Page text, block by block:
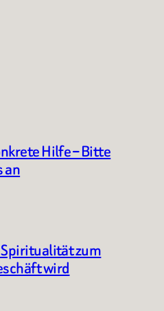
Hilfe – Bitte
an
zum
wird